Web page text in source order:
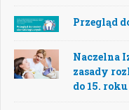
Przegląd
Naczelna
zasady
do 15.